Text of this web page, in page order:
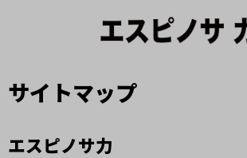
サイトマップ
エスピノサ力